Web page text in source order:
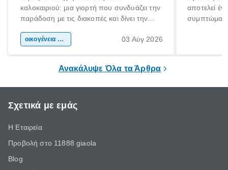
καλοκαιριού: μια γιορτή που συνδυάζει την
παράδοση με τις διακοπές και δίνει την
χώρας. Είτε πρόκειται για λίγες μέρες
οικογένεια & παιδί 03 Αύγ 2026
αποτελεί
Ανακάλυψε Όλα τα Άρθρα
Σχετικά με εμάς
Η Εταιρεία
Προβολή στο 11888 giaola
Blog